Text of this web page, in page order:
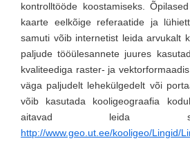
kontrolltööde koostamiseks.
kaarte eelkõige referaatide ja
samuti võib internetist leida arvukalt
paljude tööülesannete juures
kvaliteediga raster- ja
väga paljudelt lehekülgedelt või
võib kasutada kooligeograafia
aitavad leida
http://www.geo.ut.ee/kooligeo/Lingid/